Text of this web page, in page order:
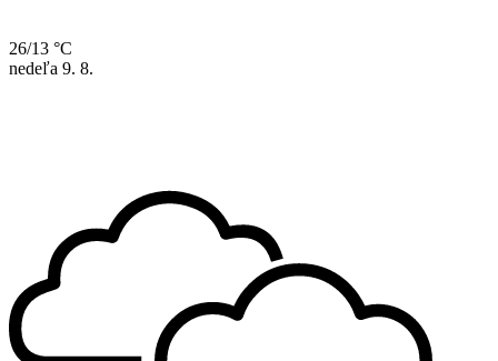
26/13 °C
nedeľa 9. 8.